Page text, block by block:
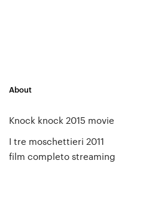
About
Knock knock 2015 movie
I tre moschettieri 2011
film completo streaming